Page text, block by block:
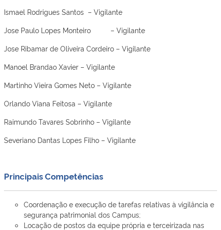
Ismael Rodrigues Santos – Vigilante
Jose Paulo Lopes Monteiro – Vigilante
Jose Ribamar de Oliveira Cordeiro – Vigilante
Manoel Brandao Xavier – Vigilante
Martinho Vieira Gomes Neto – Vigilante
Orlando Viana Feitosa – Vigilante
Raimundo Tavares Sobrinho – Vigilante
Severiano Dantas Lopes Filho – Vigilante
Principais Competências
Coordenação e execução de tarefas relativas à vigilância e
segurança patrimonial dos Campus;
Locação de postos da equipe própria e terceirizada nas